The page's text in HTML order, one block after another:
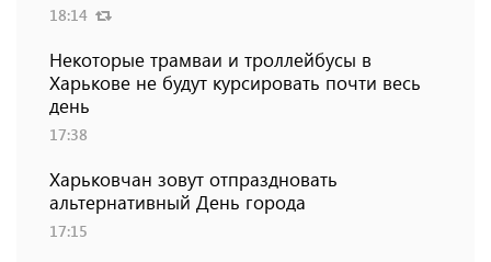
18:14
Некоторые трамваи и троллейбусы в
Харькове не будут курсировать почти весь
день
17:38
Харьковчан зовут отпраздновать
альтернативный День города
17:15